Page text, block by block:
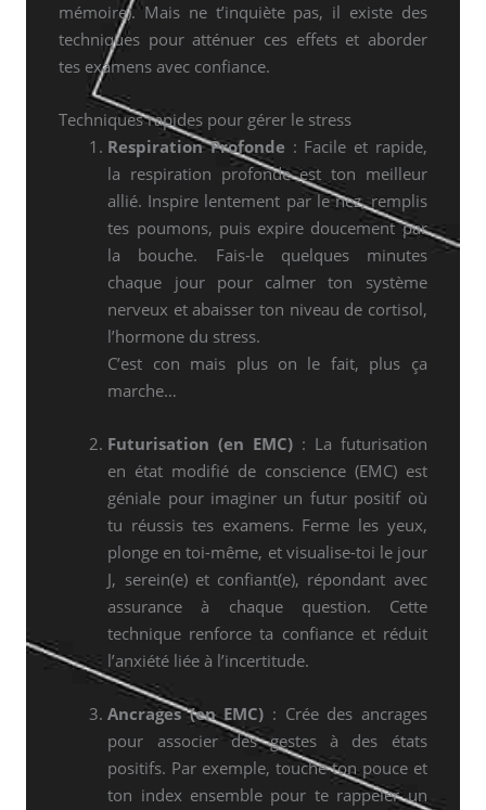
mémoire). Mais ne t’inquiète pas, il existe des
techniques pour atténuer ces effets et aborder
tes examens avec confiance.
Techniques rapides pour gérer le stress
Respiration Profonde : Facile et rapide,
la respiration profonde est ton meilleur
allié. Inspire lentement par le nez, remplis
tes poumons, puis expire doucement par
la bouche. Fais-le quelques minutes
chaque jour pour calmer ton système
nerveux et abaisser ton niveau de cortisol,
l’hormone du stress.
C’est con mais plus on le fait, plus ça
marche…
Futurisation (en EMC) : La futurisation
en état modifié de conscience (EMC) est
géniale pour imaginer un futur positif où
tu réussis tes examens. Ferme les yeux,
plonge en toi-même, et visualise-toi le jour
J, serein(e) et confiant(e), répondant avec
assurance à chaque question. Cette
technique renforce ta confiance et réduit
l’anxiété liée à l’incertitude.
Ancrages (en EMC) : Crée des ancrages
pour associer des gestes à des états
positifs. Par exemple, touche ton pouce et
ton index ensemble pour te rappeler un